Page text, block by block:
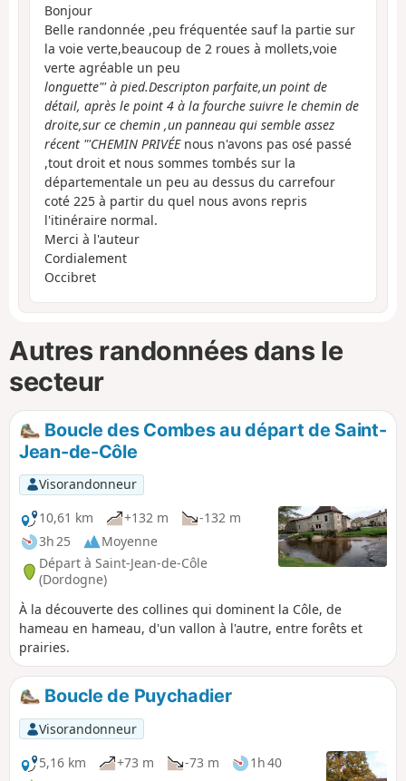
Bonjour
Belle randonnée ,peu fréquentée sauf la partie sur
la voie verte,beaucoup de 2 roues à mollets,voie
verte agréable un peu
longuette"' à pied.Descripton parfaite,un point de
détail, après le point 4 à la fourche suivre le chemin de
droite,sur ce chemin ,un panneau qui semble assez
récent "'CHEMIN PRIVÉE nous n'avons pas osé passé
,tout droit et nous sommes tombés sur la
départementale un peu au dessus du carrefour
coté 225 à partir du quel nous avons repris
l'itinéraire normal.
Merci à l'auteur
Cordialement
Occibret
Autres randonnées dans le
secteur
Boucle des Combes au départ de Saint-
Jean-de-Côle
Visorandonneur
10,61 km
+132 m
-132 m
3h 25
Moyenne
Départ à Saint-Jean-de-Côle
(Dordogne)
À la découverte des collines qui dominent la Côle, de
hameau en hameau, d'un vallon à l'autre, entre forêts et
prairies.
Boucle de Puychadier
Visorandonneur
5,16 km
+73 m -73 m
1h 40